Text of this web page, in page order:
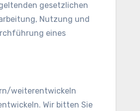
gesetzlichen
Nutzung und
eines
weiterentwickeln
Wir bitten Sie